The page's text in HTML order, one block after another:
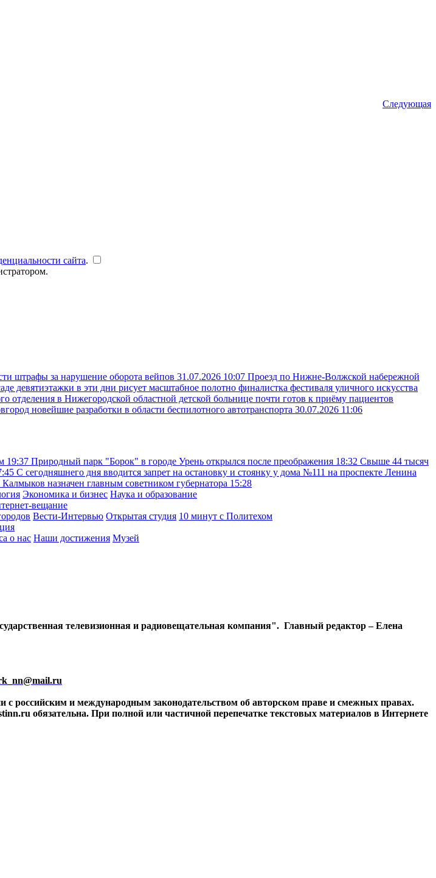
Следующая
сайта.
штрафы за нарушение оборота вейпов 31.07.2026 10:07 Проезд по Нижне-Волжской набережной
девятиэтажки в эти дни рисует масштабное полотно финалистка фестиваля уличного искусства
отделения в Нижегородской областной детской больнице почти готов к приёму пациентов
новейшие разработки в области беспилотного автотранспорта 30.07.2026 11:06
19:37 Природный парк "Борок" в городе Урень открылся после преображения 18:32 Свыше 44 тысяч
С сегодняшнего дня вводится запрет на остановку и стоянку у дома №111 на проспекте Ленина
назначен главным советником губернатора 15:28
Экономика и бизнес Наука и образование
вещание
Вести-Интервью Открытая студия 10 минут с Политехом
о нас Наши достижения Музей
телевизионная и радиовещательная компания". Главный редактор – Елена
российским и международным законодательством об авторском праве и смежных правах.
обязательна. При полной или частичной перепечатке текстовых материалов в Интернете